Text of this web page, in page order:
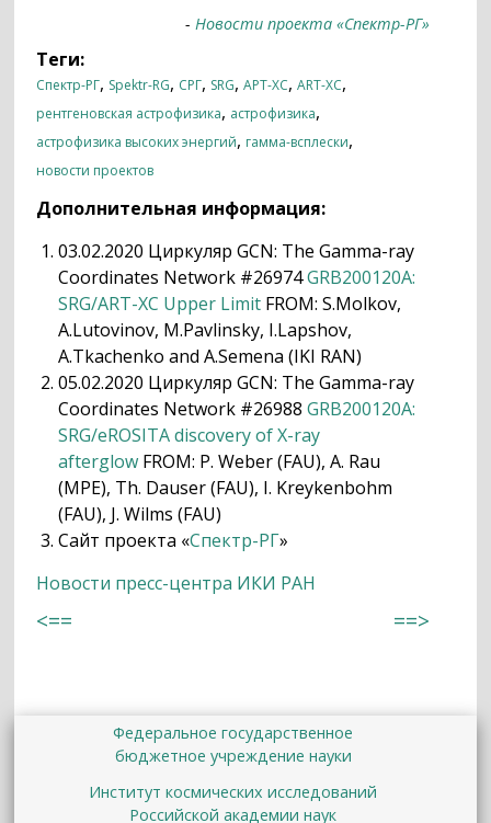
- Новости проекта «Спектр-РГ»
Теги:
Спектр-РГ, Spektr-RG, СРГ, SRG,АРТ-ХС,ART-XC,
рентгеновская астрофизика, астрофизика,
астрофизика высоких энергий, гамма-всплески,
новости проектов
Дополнительная информация:
03.02.2020 Циркуляр GCN: The Gamma-ray
Coordinates Network #26974GRB200120A:
SRG/ART-XC Upper Limit FROM: S.Molkov,
A.Lutovinov, M.Pavlinsky, I.Lapshov,
A.Tkachenko and A.Semena (IKI RAN)
05.02.2020 Циркуляр GCN: The Gamma-ray
Coordinates Network #26988GRB200120A:
SRG/eROSITA discovery of X-ray
afterglow FROM: P. Weber (FAU), A. Rau
(MPE), Th. Dauser (FAU), I. Kreykenbohm
(FAU), J. Wilms (FAU)
Сайт проекта «Спектр-РГ»
Новости пресс-центра ИКИ РАН
<== ==>
Федеральное государственное
бюджетное учреждение науки
Институт космических исследований
Российской академии наук